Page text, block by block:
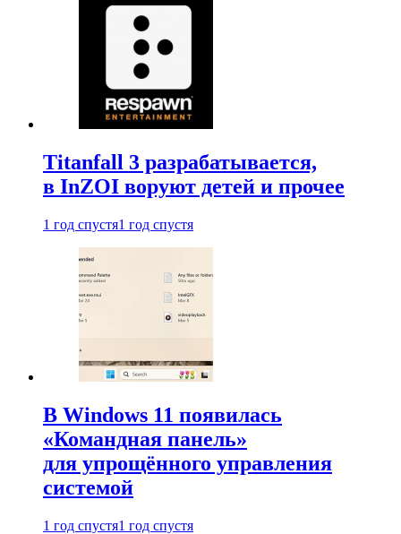
Titanfall 3 разрабатывается,
в InZOI воруют детей и прочее
1 год спустя1 год спустя
В Windows 11 появилась
«Командная панель»
для упрощённого управления
системой
1 год спустя1 год спустя